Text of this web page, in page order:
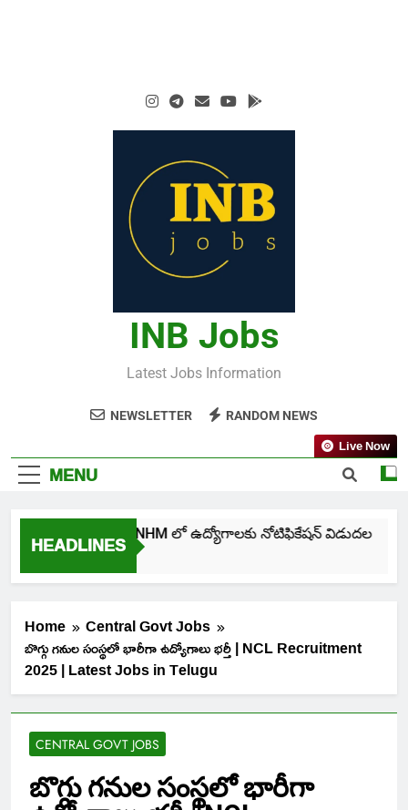
INB Jobs
Latest Jobs Information
NEWSLETTER RANDOM NEWS
MENU
Live Now
HEADLINES
తెలంగాణ NHM లో ఉద్యోగాలకు నోటిఫికేషన్ విడుదల
Home
Central Govt Jobs
బొగ్గు గనుల సంస్థలో భారీగా ఉద్యోగాలు భర్తీ | NCL Recruitment
2025 | Latest Jobs in Telugu
CENTRAL GOVT JOBS
బొగ్గు గనుల సంస్థలో భారీగా